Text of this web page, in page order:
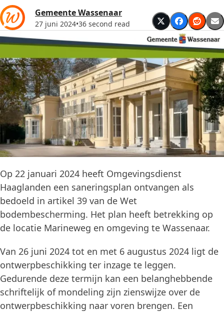
Gemeente Wassenaar
27 juni 2024•36 second read
Op 22 januari 2024 heeft Omgevingsdienst
Haaglanden een saneringsplan ontvangen als
bedoeld in artikel 39 van de Wet
bodembescherming. Het plan heeft betrekking op
de locatie Marineweg en omgeving te Wassenaar.
Van 26 juni 2024 tot en met 6 augustus 2024 ligt de
ontwerpbeschikking ter inzage te leggen.
Gedurende deze termijn kan een belanghebbende
schriftelijk of mondeling zijn zienswijze over de
ontwerpbeschikking naar voren brengen. Een